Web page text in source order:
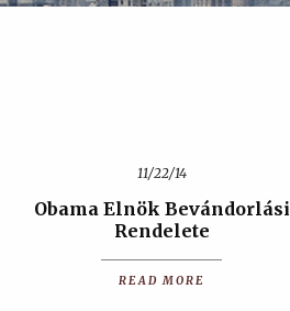
11/22/14
Obama Elnök Bevándorlási
Rendelete
READ MORE